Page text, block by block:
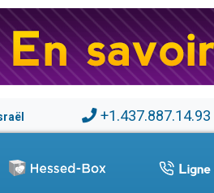
+1.437.887.14.93